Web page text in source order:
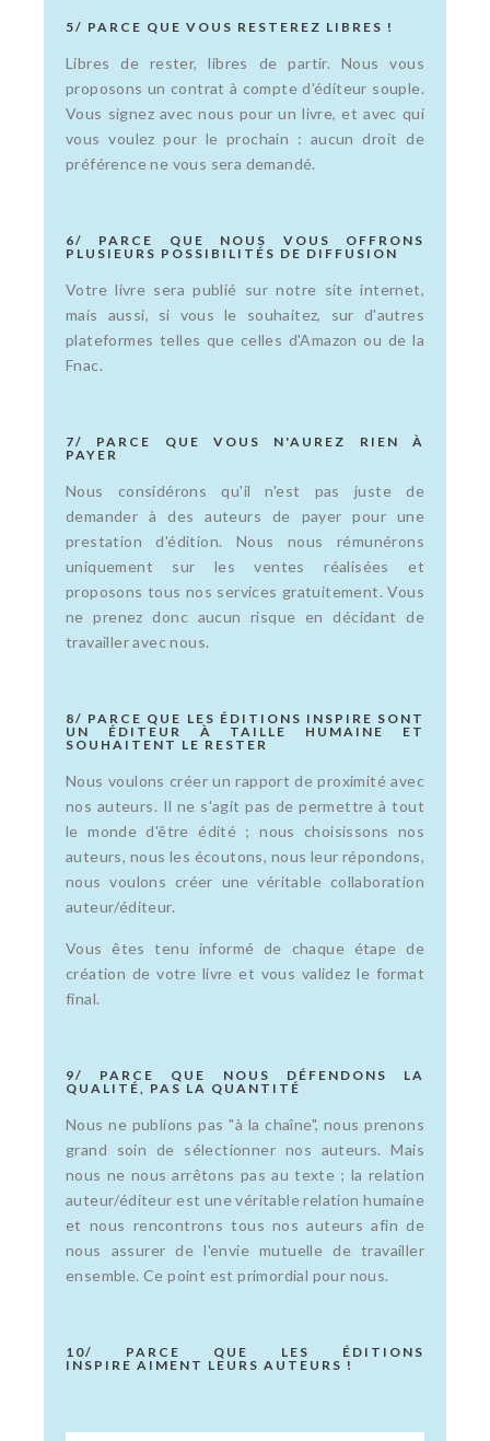
5/ PARCE QUE VOUS RESTEREZ LIBRES !
Libres de rester, libres de partir. Nous vous
proposons un contrat à compte d'éditeur souple.
Vous signez avec nous pour un livre, et avec qui
vous voulez pour le prochain : aucun droit de
préférence ne vous sera demandé.
6/ PARCE QUE NOUS VOUS OFFRONS
PLUSIEURS POSSIBILITÉS DE DIFFUSION
Votre livre sera publié sur notre site internet,
mais aussi, si vous le souhaitez, sur d'autres
plateformes telles que celles d'Amazon ou de la
Fnac.
7/ PARCE QUE VOUS N'AUREZ RIEN À
PAYER
Nous considérons qu'il n'est pas juste de
demander à des auteurs de payer pour une
prestation d'édition. Nous nous rémunérons
uniquement sur les ventes réalisées et
proposons tous nos services gratuitement. Vous
ne prenez donc aucun risque en décidant de
travailler avec nous.
8/ PARCE QUE LES ÉDITIONS INSPIRE SONT
UN ÉDITEUR À TAILLE HUMAINE ET
SOUHAITENT LE RESTER
Nous voulons créer un rapport de proximité avec
nos auteurs. Il ne s'agit pas de permettre à tout
le monde d'être édité ; nous choisissons nos
auteurs, nous les écoutons, nous leur répondons,
nous voulons créer une véritable collaboration
auteur/éditeur.
Vous êtes tenu informé de chaque étape de
création de votre livre et vous validez le format
final.
9/ PARCE QUE NOUS DÉFENDONS LA
QUALITÉ, PAS LA QUANTITÉ
Nous ne publions pas "à la chaîne", nous prenons
grand soin de sélectionner nos auteurs. Mais
nous ne nous arrêtons pas au texte ; la relation
auteur/éditeur est une véritable relation humaine
et nous rencontrons tous nos auteurs afin de
nous assurer de l'envie mutuelle de travailler
ensemble. Ce point est primordial pour nous.
10/ PARCE QUE LES ÉDITIONS
INSPIRE AIMENT LEURS AUTEURS !